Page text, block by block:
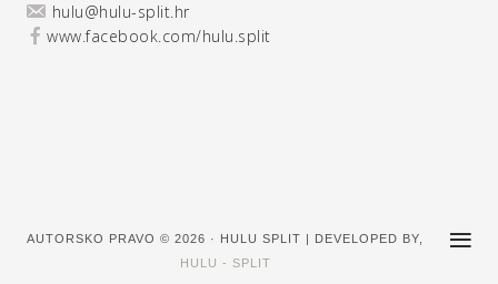
hulu@hulu-split.hr
www.facebook.com/hulu.split
AUTORSKO PRAVO © 2026 · HULU SPLIT | DEVELOPED BY,
HULU - SPLIT